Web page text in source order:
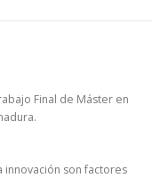
Final de Máster en
innovación son factores